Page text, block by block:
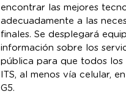
encontrar las mejores
adecuadamente a las
finales. Se desplegará
información sobre los
pública para que todos
ITS, al menos vía celular,
G5.